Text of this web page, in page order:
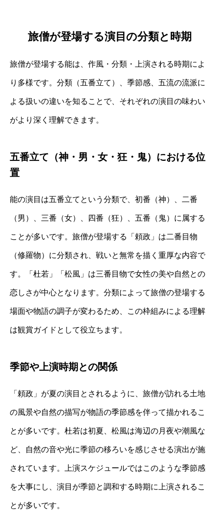
旅僧が登場する演目の分類と時期
旅僧が登場する能は、作風・分類・上演される時期によ
り多様です。分類（五番立て）、季節感、五流の流派に
よる扱いの違いを知ることで、それぞれの演目の味わい
がより深く理解できます。
五番立て（神・男・女・狂・鬼）における位
置
能の演目は五番立てという分類で、初番（神）、二番
（男）、三番（女）、四番（狂）、五番（鬼）に属する
ことが多いです。旅僧が登場する「頼政」は二番目物
（修羅物）に分類され、戦いと無常を描く重厚な内容で
す。「杜若」「松風」は三番目物で女性の美や自然との
恋しさが中心となります。分類によって旅僧の登場する
場面や物語の調子が変わるため、この枠組みによる理解
は観賞ガイドとして役立ちます。
季節や上演時期との関係
「頼政」が夏の演目とされるように、旅僧が訪れる土地
の風景や自然の描写が物語の季節感を伴って描かれるこ
とが多いです。杜若は初夏、松風は海辺の月夜や潮風な
ど、自然の音や光に季節の移ろいを感じさせる演出が施
されています。上演スケジュールではこのような季節感
を大事にし、演目が季節と調和する時期に上演されるこ
とが多いです。